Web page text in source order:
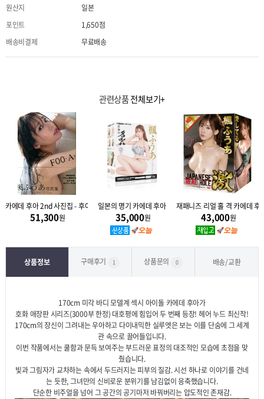
원산지
일본
포인트
1,650점
배송비결제
무료배송
관련상품전체보기+
파라
카에데 후아 2nd 사진집 - 후아 FOO-A
51,300원
일본의 명기 카에데 후아
35,000원
재패니즈 리얼 홀 격 카에데 후
43,000원
상품정보 구매후기 1 상품문의 0 배송/교환
170cm 미각 바디 모델계 섹시 아이돌 카에데 후아가
호화 애장판 시리즈(3000부 한정) 대호평에 힘입어 두 번째 등장! 헤어 누드 최신작!
170cm의 장신이 그려내는 우아하고 다이내믹한 실루엣은 보는 이를 단숨에 그 세계
관 속으로 끌어들입니다.
이번 작품에서는 쿨함과 문득 보여주는 부드러운 표정의 대조적인 모습에 초점을 맞
췄습니다.
빛과 그림자가 교차하는 속에서 두드러지는 피부의 질감. 시선 하나로 이야기를 건네
는 듯한, 그녀만의 신비로운 분위기를 남김없이 응축했습니다.
단순한 비주얼을 넘어 그 공간의 공기마저 바꿔버리는 압도적인 존재감.